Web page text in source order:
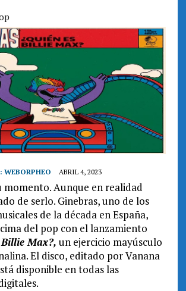
WEBORPHEO ABRIL 4, 2023
momento. Aunque en realidad
de serlo. Ginebras, uno de los
de la década en España,
del pop con el lanzamiento
Billie Max?, un ejercicio mayúsculo
El disco, editado por Vanana
disponible en todas las